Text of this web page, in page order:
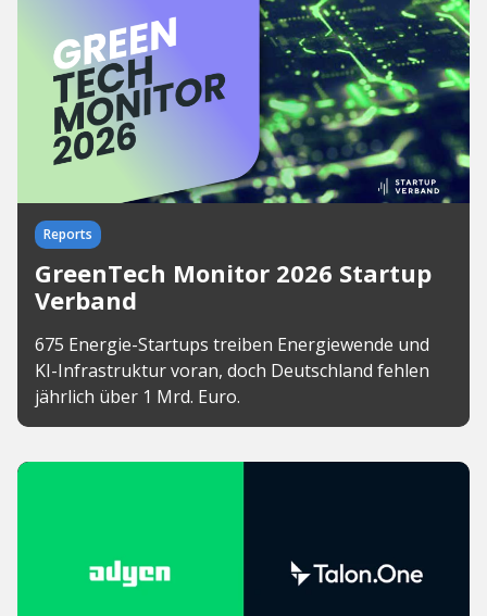
Reports
GreenTech Monitor 2026 Startup
Verband
675 Energie-Startups treiben Energiewende und
KI-Infrastruktur voran, doch Deutschland fehlen
jährlich über 1 Mrd. Euro.